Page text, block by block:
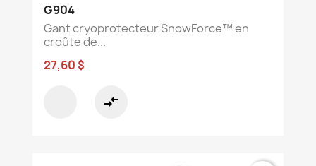
G904
Gant cryoprotecteur SnowForce™ en
croûte de...
27,60 $
compare_arrows